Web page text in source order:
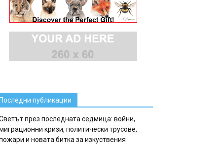
публикации
през последната седмица: войни,
кризи, политически трусове,
и новата битка за изкуствения